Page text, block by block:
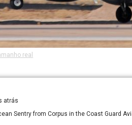
real
atrás
Sentry from Corpus in the Coast Guard